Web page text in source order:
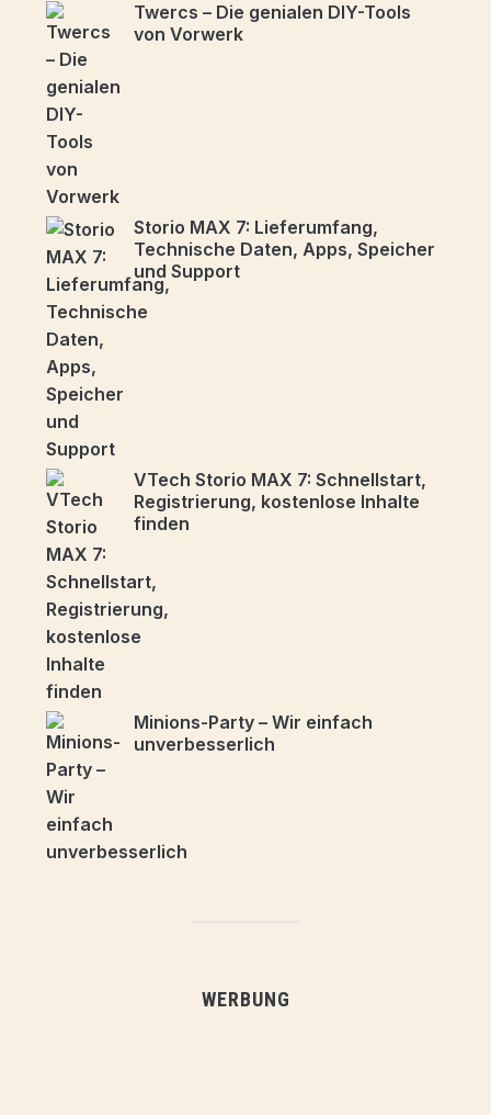
Twercs – Die genialen DIY-Tools
von Vorwerk
Storio MAX 7: Lieferumfang,
Technische Daten, Apps, Speicher
und Support
VTech Storio MAX 7: Schnellstart,
Registrierung, kostenlose Inhalte
finden
Minions-Party – Wir einfach
unverbesserlich
WERBUNG